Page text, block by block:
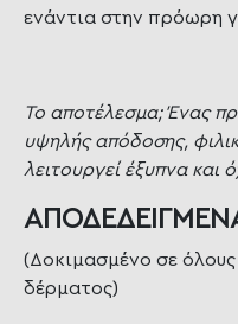
ενάντια στην πρόωρη
Το αποτέλεσμα; Ένας
υψηλής απόδοσης,
λειτουργεί έξυπνα και
(Δοκιμασμένο σε
δέρματος)